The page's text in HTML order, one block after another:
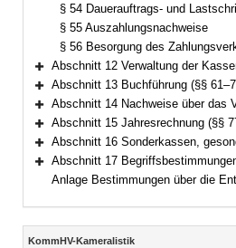
§ 54 Dauerauftrags- und
§ 55 Auszahlungsnachweise
§ 56 Besorgung des Zahlungsverkehrs durch
Bereich erweitern
Abschnitt 12 Verwaltung der Kassenmittel, der
Bereich erweitern
Abschnitt 13 Buchführung (§§
Bereich erweitern
Abschnitt 14 Nachweise über das
Bereich erweitern
Abschnitt 15 Jahresrechnung (§§
Bereich erweitern
Abschnitt 16 Sonderkassen,
Bereich erweitern
Abschnitt 17 Begriffsbestimmungen,
Anlage Bestimmungen über die
Inhalt
KommHV-Kameralistik